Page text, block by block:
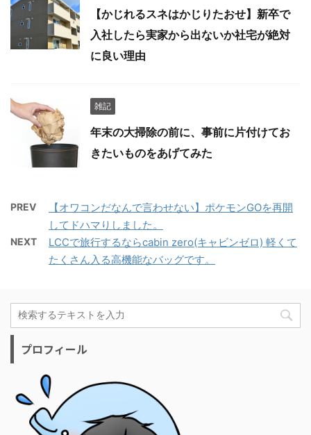
【かじれるスネはかじりたおせ】新卒で
入社したら実家から出ないか社宅が絶対
に良い理由
雑記
年末の大掃除の前に、事前に片付けてお
きたいものをあげてみた
PREV
【オワコンだなんで言わせない】ポケモンGOを再開
してドハマりしました。
NEXT
LCCで旅行するならcabin zero(キャビンゼロ) 軽くて
たくさん入る高機能なバッグです。
プロフィール